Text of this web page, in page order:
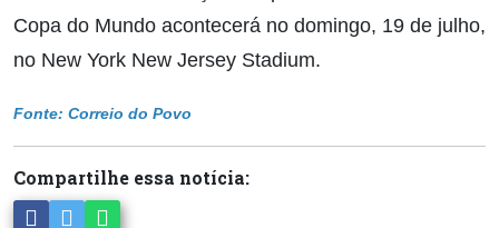
Copa do Mundo acontecerá no domingo, 19 de julho,
no New York New Jersey Stadium.
Fonte: Correio do Povo
Compartilhe essa notícia: